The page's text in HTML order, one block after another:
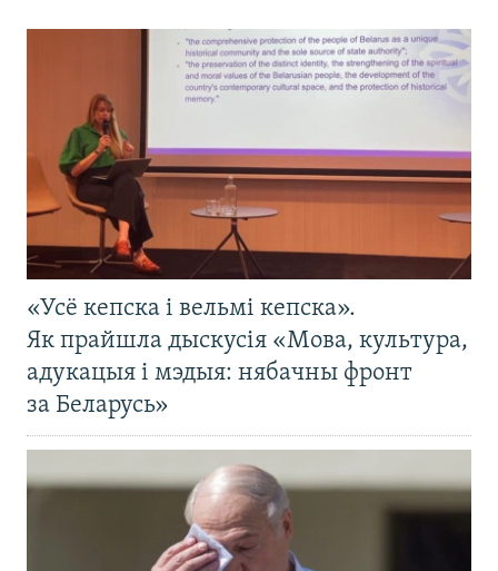
«Усё кепска і вельмі кепска».
Як прайшла дыскусія «Мова, культура,
адукацыя і мэдыя: нябачны фронт
за Беларусь»